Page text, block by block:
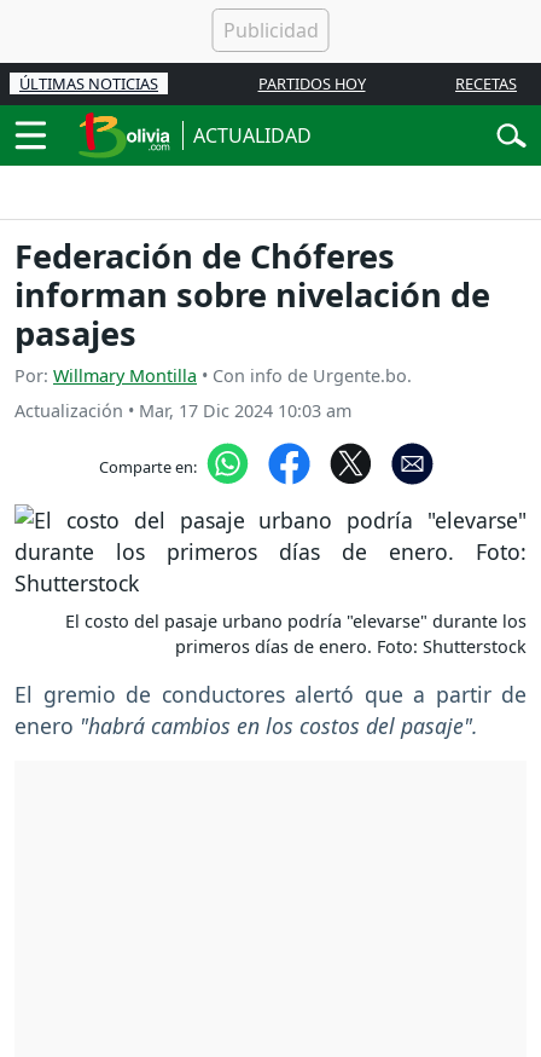
ÚLTIMAS NOTICIAS PARTIDOS HOY RECETAS
ACTUALIDAD
Federación de Chóferes
informan sobre nivelación de
pasajes
Por: Willmary Montilla • Con info de Urgente.bo.
Actualización • Mar, 17 Dic 2024 10:03 am
Comparte en:
El costo del pasaje urbano podría "elevarse" durante los
primeros días de enero. Foto: Shutterstock
El gremio de conductores alertó que a partir de
enero "habrá cambios en los costos del pasaje".